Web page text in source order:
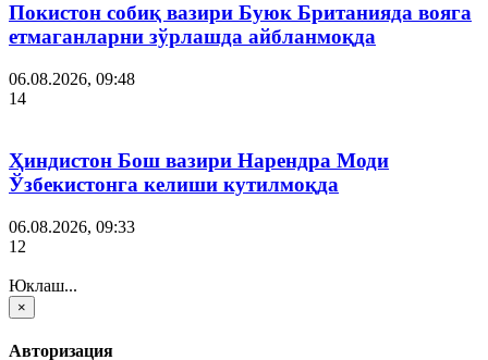
Покистон собиқ вазири Буюк Британияда вояга
етмаганларни зўрлашда айбланмоқда
06.08.2026, 09:48
14
Ҳиндистон Бош вазири Нарендра Моди
Ўзбекистонга келиши кутилмоқда
06.08.2026, 09:33
12
Юклаш...
×
Авторизация